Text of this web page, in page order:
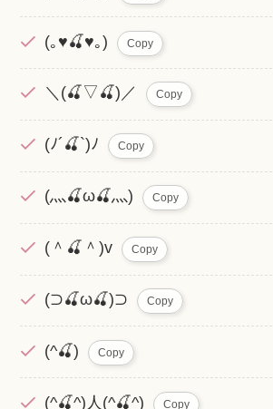
(｡♥🍒♥｡) Copy
＼(🍒▽🍒)／ Copy
(ﾉ´🍒`)ﾉ Copy
(灬🍒ω🍒灬) Copy
(＾🍒＾)v Copy
(⊃🍒ω🍒)⊃ Copy
(^🍒) Copy
(^🍒^)人(^🍒^) Copy